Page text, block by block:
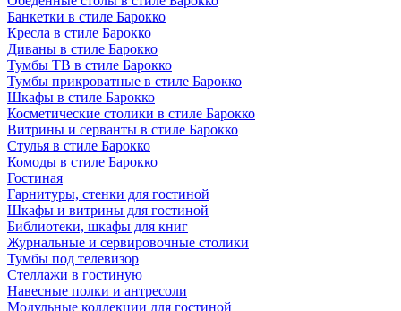
Банкетки в стиле Барокко
Кресла в стиле Барокко
Диваны в стиле Барокко
Тумбы ТВ в стиле Барокко
Тумбы прикроватные в стиле Барокко
Шкафы в стиле Барокко
Косметические столики в стиле Барокко
Витрины и серванты в стиле Барокко
Стулья в стиле Барокко
Комоды в стиле Барокко
Гостиная
Гарнитуры, стенки для гостиной
Шкафы и витрины для гостиной
Библиотеки, шкафы для книг
Журнальные и сервировочные столики
Тумбы под телевизор
Стеллажи в гостиную
Навесные полки и антресоли
Модульные коллекции для гостиной